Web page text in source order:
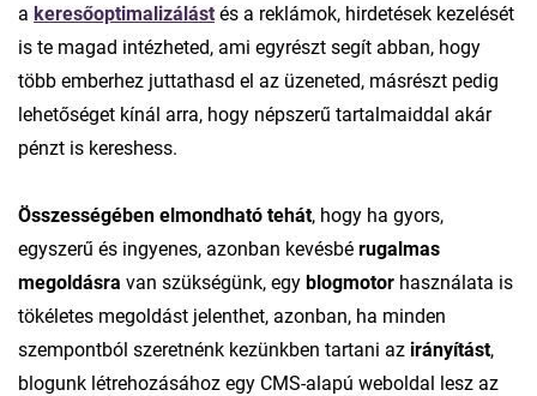
a keresőoptimalizálást és a reklámok, hirdetések kezelését
is te magad intézheted, ami egyrészt segít abban, hogy
több emberhez juttathasd el az üzeneted, másrészt pedig
lehetőséget kínál arra, hogy népszerű tartalmaiddal akár
pénzt is kereshess.
Összességében elmondható tehát, hogy ha gyors,
egyszerű és ingyenes, azonban kevésbé rugalmas
megoldásra van szükségünk, egy blogmotor használata is
tökéletes megoldást jelenthet, azonban, ha minden
szempontból szeretnénk kezünkben tartani az irányítást,
blogunk létrehozásához egy CMS-alapú weboldal lesz az